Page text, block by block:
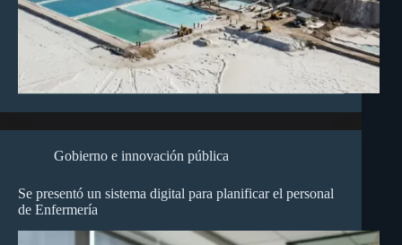
Gobierno e innovación pública
Se presentó un sistema digital para planificar el personal
de Enfermería